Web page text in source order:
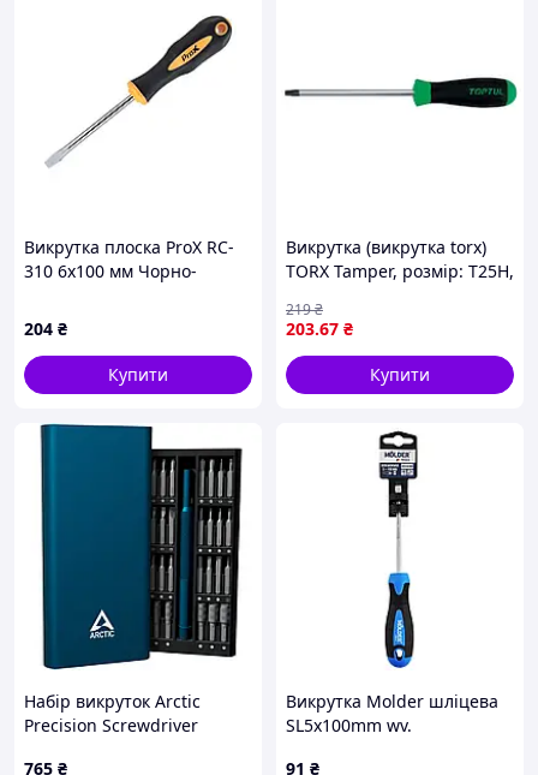
Викрутка плоска ProX RC-
310 6x100 мм Чорно-
204 ₴
Купити
Викрутка (викрутка torx)
TORX Tamper, розмір: T25H,
2: 215 мм TOPTUL FEAB2510
203.67 ₴
219₴
Купити
Набір викруток Arctic
Precision Screwdriver
765 ₴
Викрутка Molder шліцева
SL5x100mm wv.
91 ₴